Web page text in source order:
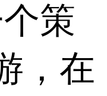
策
，在